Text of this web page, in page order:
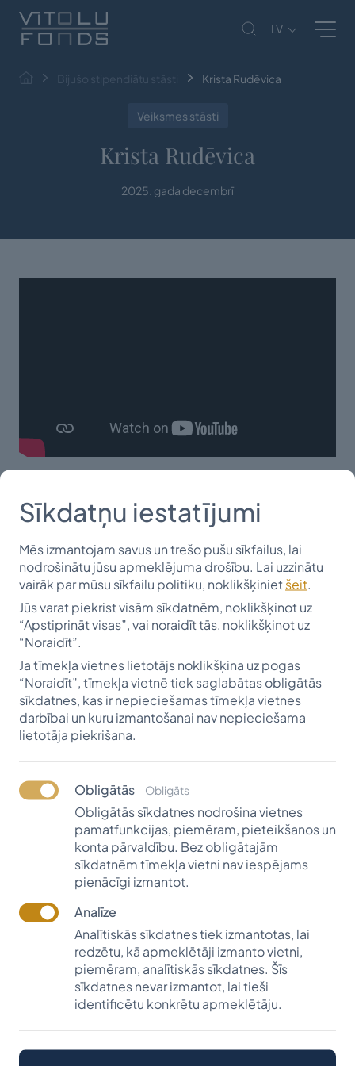
LV
Bijušo stipendiātu stāsti Krista Rudēvica
Veiksmes stāsti
Krista Rudēvica
2025. gada decembrī
stipendijas saņēmēju (2015-2021) Kristu Rudēvicu ir
unikāls. Pēc Latvijas Lauksaimniecības universitātes
(tag. LBTU) absolvēšanas viņa ne mirkli nevilcinājās un
izveidoja savu uzņēmumu IK “Kristas Veterinārija”. Drīz
vien, ar Eiropas Savienības fonda atbalstu, tapa
mobilā veterinārā klīnika, kas prasmīgi iebūvēta
mikroautobusā. Tā ir kļuvusi par ceļojošu aprūpes
vietu dzīvniekiem Dienvidkurzemē. 2023. gadā
saņemts apbalvojums “Debitants veterinārijā”.
Lepojamies, ka Krista ir atgriezusies savā dzimtajā
novadā un ik gadu ir Draugu stipendijas ziedotāja,
īstenojot fonda vēlējumu – ar izglītību sasniegt tādu
līmeni, lai vēlāk varētu palīdzēt citiem.
SIA "Apsīte" stipendija
UZZINĀT VAIRĀK
SIA "Apsīte" stipendija
Uzņēmums SIA "Apsīte" tika izveidota 2004.
gadā kā privātā kompānija ar ierobežotu
atbildību, kura nodarbojas ar mežizstrādi. Tā
Sīkdatņu iestatījumi
Mēs izmantojam savus un trešo pušu sīkfailus, lai
nodrošinātu jūsu apmeklējuma drošību. Lai uzzinātu
vairāk par mūsu sīkfailu politiku, noklikšķiniet šeit
Jūs varat piekrist visām sīkdatnēm, noklikšķinot uz
“Apstiprināt visas”, vai noraidīt tās, noklikšķinot uz
“Noraidīt”.
Ja tīmekļa vietnes lietotājs noklikšķina uz pogas
“Noraidīt”, tīmekļa vietnē tiek saglabātas obligātās
sīkdatnes, kas ir nepieciešamas tīmekļa vietnes
darbībai un kuru izmantošanai nav nepieciešama
lietotāja piekrišana.
Obligātās Obligāts
Obligātās sīkdatnes nodrošina vietnes
pamatfunkcijas, piemēram, pieteikšanos un
konta pārvaldību. Bez obligātajām
sīkdatnēm tīmekļa vietni nav iespējams
pienācīgi izmantot.
Analīze
Analītiskās sīkdatnes tiek izmantotas, lai
redzētu, kā apmeklētāji izmanto vietni,
piemēram, analītiskās sīkdatnes. Šīs
sīkdatnes nevar izmantot, lai tieši
identificētu konkrētu apmeklētāju.